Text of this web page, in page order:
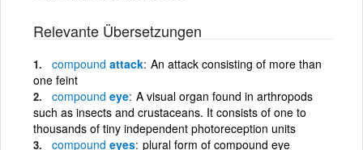
Relevante Übersetzungen
compound attack An attack consisting of more than
one feint
compound eye A visual organ found in arthropods
such as insects and crustaceans. It consists of one to
thousands of tiny independent photoreception units
compound eyes plural form of compound eye